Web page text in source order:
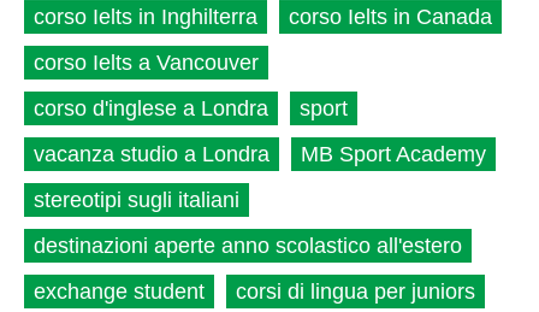
corso Ielts in Inghilterra
corso Ielts in Canada
corso Ielts a Vancouver
corso d'inglese a Londra
sport
vacanza studio a Londra
MB Sport Academy
stereotipi sugli italiani
destinazioni aperte anno scolastico all'estero
exchange student
corsi di lingua per juniors